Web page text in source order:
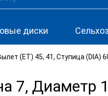
диски
(ET) 45, 41, Ступица (DIA)
7, Диаметр